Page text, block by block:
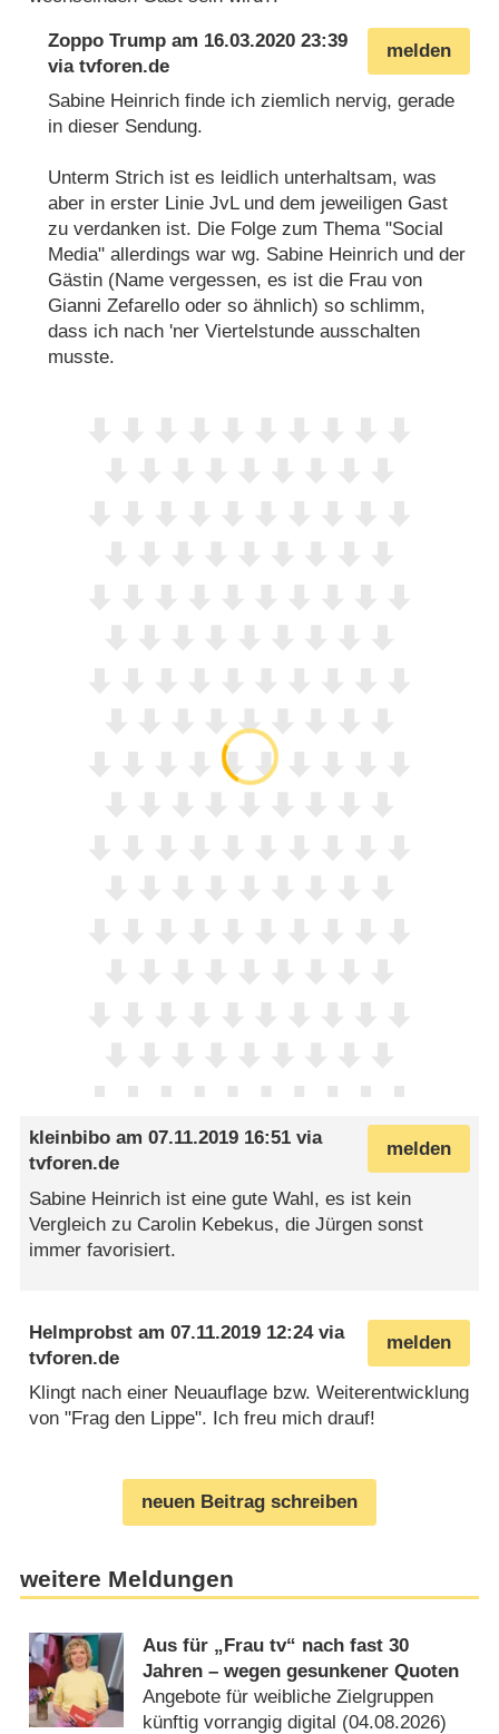
melden
Zoppo Trump am 16.03.2020 23:39
viatvforen.de
Sabine Heinrich finde ich ziemlich nervig, gerade
in dieser Sendung.
Unterm Strich ist es leidlich unterhaltsam, was
aber in erster Linie JvL und dem jeweiligen Gast
zu verdanken ist. Die Folge zum Thema "Social
Media" allerdings war wg. Sabine Heinrich und der
Gästin (Name vergessen, es ist die Frau von
Gianni Zefarello oder so ähnlich) so schlimm,
dass ich nach 'ner Viertelstunde ausschalten
musste.
melden
kleinbibo am07.11.2019 16:51 via
tvforen.de
Sabine Heinrich ist eine gute Wahl, es ist kein
Vergleich zu Carolin Kebekus, die Jürgen sonst
immer favorisiert.
melden
Helmprobst am07.11.2019 12:24via
tvforen.de
Klingt nach einer Neuauflage bzw. Weiterentwicklung
von "Frag den Lippe". Ich freu mich drauf!
neuen Beitrag schreiben
weitere Meldungen
Aus für „Frau tv“ nach fast 30
Jahren – wegen gesunkener Quoten
Angebote für weibliche Zielgruppen
künftig vorrangig digital (04.08.2026)